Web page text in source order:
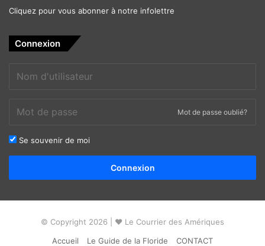
Cliquez pour vous abonner à notre infolettre
Connexion
Mot de passe oublié?
Se souvenir de moi
Connexion
© Copyright 2026 | ❤ Le Courrier des Amériques
Accueil
Le Guide de la Floride CONTACT